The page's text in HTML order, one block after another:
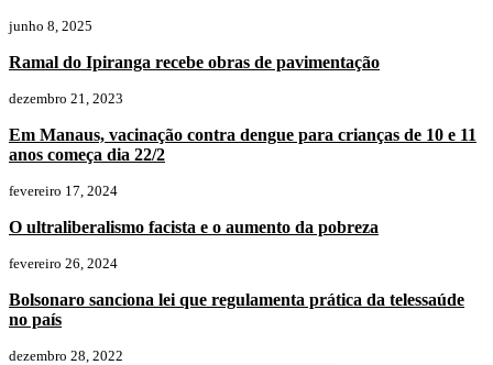
junho 8, 2025
Ramal do Ipiranga recebe obras de pavimentação
dezembro 21, 2023
Em Manaus, vacinação contra dengue para crianças de 10 e 11
anos começa dia 22/2
fevereiro 17, 2024
O ultraliberalismo facista e o aumento da pobreza
fevereiro 26, 2024
Bolsonaro sanciona lei que regulamenta prática da telessaúde
no país
dezembro 28, 2022